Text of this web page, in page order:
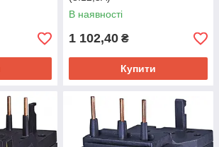
В наявності
1 102,40 ₴
Купити